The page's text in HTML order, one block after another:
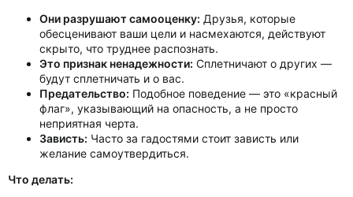
Они разрушают самооценку: Друзья, которые
обесценивают ваши цели и насмехаются, действуют
скрыто, что труднее распознать.
Это признак ненадежности: Сплетничают о других —
будут сплетничать и о вас.
Предательство: Подобное поведение — это «красный
флаг», указывающий на опасность, а не просто
неприятная черта.
Зависть: Часто за гадостями стоит зависть или
желание самоутвердиться.
Что делать: